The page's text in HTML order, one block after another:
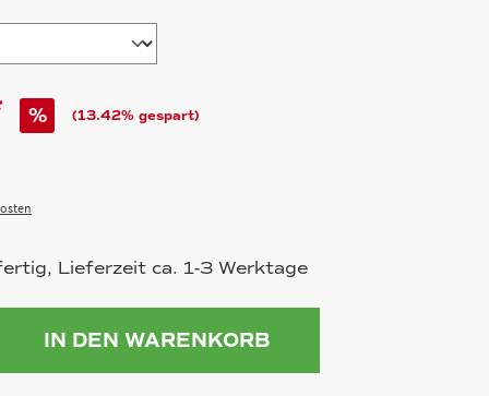
% (13.42% gespart)
Lieferzeit ca. 1-3 Werktage
Gib den gewünschten Wert
IN DEN WARENKORB